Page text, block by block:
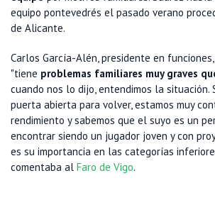
equipo pontevedrés el pasado verano
de Alicante.
Carlos García-Alén, presidente en
"tiene problemas familiares muy graves
cuando nos lo dijo, entendimos la situación.
puerta abierta para volver, estamos muy
rendimiento y sabemos que el suyo es un
encontrar siendo un jugador joven y con
es su importancia en las categorías
comentaba al Faro de Vigo.